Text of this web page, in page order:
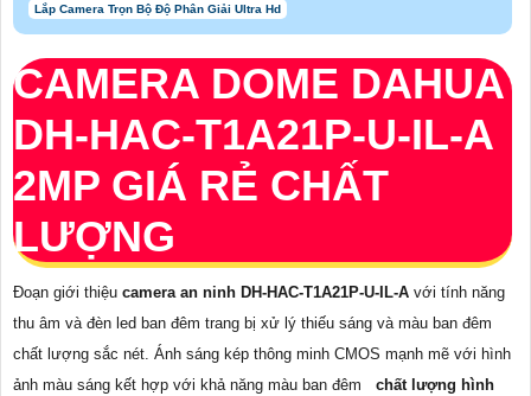
Lắp Camera Trọn Bộ Độ Phân Giải Ultra Hd
CAMERA DOME DAHUA
DH-HAC-T1A21P-U-IL-A
2MP GIÁ RẺ CHẤT
LƯỢNG
Đoạn giới thiệu camera an ninh DH-HAC-T1A21P-U-IL-A với tính năng
thu âm và đèn led ban đêm trang bị xử lý thiếu sáng và màu ban đêm
chất lượng sắc nét. Ánh sáng kép thông minh CMOS mạnh mẽ với hình
ảnh màu sáng kết hợp với khả năng màu ban đêm chất lượng hình